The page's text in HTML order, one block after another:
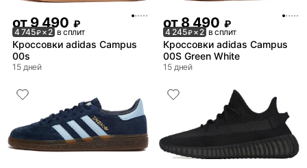
от9 490 ₽
4 745₽× 2 в сплит
Кроссовки adidas Campus
00s
15 дней
от8 490 ₽
4 245₽× 2 в сплит
Кроссовки adidas Campus
00S Green White
15 дней